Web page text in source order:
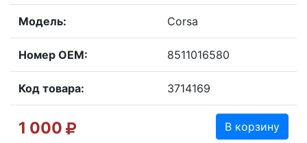
Модель: Corsa
Номер OEM: 8511016580
Код товара: 3714169
1 000 В корзину